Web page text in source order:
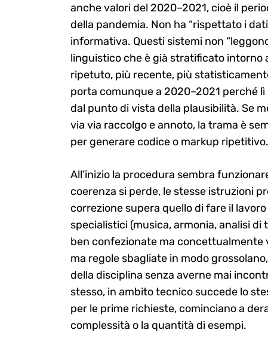
anche valori del 2020–2021, cioè il
della pandemia. Non ha “rispettato i
informativa. Questi sistemi non
linguistico che è già stratificato intorno
ripetuto, più recente, più
porta comunque a 2020–2021 perché
dal punto di vista della plausibilità. Se
via via raccolgo e annoto, la trama è
per generare codice o markup ripetitivo.
All’inizio la procedura sembra
coerenza si perde, le stesse istruzioni
correzione supera quello di fare il
specialistici (musica, armonia, analisi
ben confezionate ma concettualmente
ma regole sbagliate in modo
della disciplina senza averne mai
stesso, in ambito tecnico succede lo
per le prime richieste, cominciano a
complessità o la quantità di esempi.